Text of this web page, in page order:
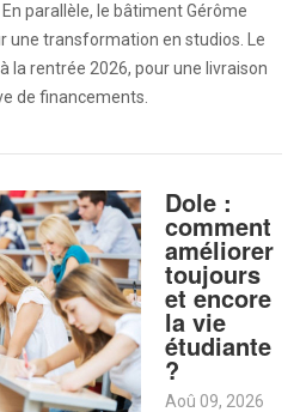
En parallèle, le bâtiment Gérôme
une transformation en studios. Le
la rentrée 2026, pour une livraison
de financements.
Dole :
comment
améliorer
toujours
et encore
la vie
étudiante
?
Aoû 09, 2026